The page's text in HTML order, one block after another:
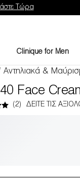
Τώρα
Clinique for Men
Αντηλιακά &
Face
(2) ΔΕΊΤΕ ΤΙΣ